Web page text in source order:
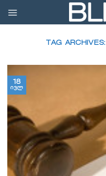
content
TAG ARCHIVES:
18
ივლ